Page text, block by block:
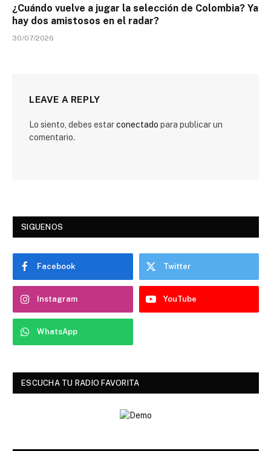
¿Cuándo vuelve a jugar la selección de Colombia? Ya
hay dos amistosos en el radar?
30/07/2026
LEAVE A REPLY
Lo siento, debes estarconectado para publicar un
comentario.
SIGUENOS
Facebook Twitter
Instagram YouTube
WhatsApp
ESCUCHA TU RADIO FAVORITA